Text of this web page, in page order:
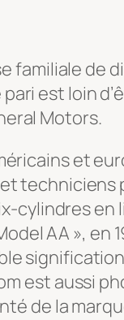
familiale de
est loin
Motors.
et
techniciens
cylindres
AA », en
est aussi
de la